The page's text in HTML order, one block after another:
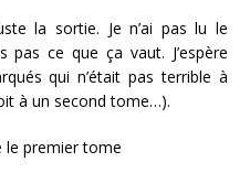
la sortie. Je n’ai pas lu le
ce que ça vaut. J’espère
qui n’était pas terrible à
à un second tome…).
le premier tome